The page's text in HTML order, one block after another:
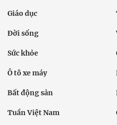
Giáo dục
Đời sống
Sức khỏe
Ô tô xe máy
Bất động sản
Tuần Việt Nam